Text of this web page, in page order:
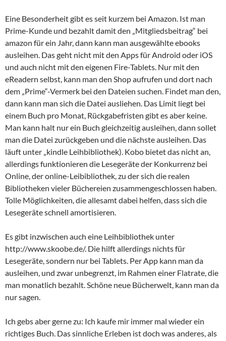
Eine Besonderheit gibt es seit kurzem bei Amazon. Ist man
Prime-Kunde und bezahlt damit den „Mitgliedsbeitrag“ bei
amazon für ein Jahr, dann kann man ausgewählte ebooks
ausleihen. Das geht nicht mit den Apps für Android oder iOS
und auch nicht mit den eigenen Fire-Tablets. Nur mit den
eReadern selbst, kann man den Shop aufrufen und dort nach
dem „Prime“-Vermerk bei den Dateien suchen. Findet man den,
dann kann man sich die Datei ausliehen. Das Limit liegt bei
einem Buch pro Monat, Rückgabefristen gibt es aber keine.
Man kann halt nur ein Buch gleichzeitig ausleihen, dann sollet
man die Datei zurückgeben und die nächste ausleihen. Das
läuft unter „kindle Leihbibliothek). Kobo bietet das nicht an,
allerdings funktionieren die Lesegeräte der Konkurrenz bei
Online, der online-Leibibliothek, zu der sich die realen
Bibliotheken vieler Büchereien zusammengeschlossen haben.
Tolle Möglichkeiten, die allesamt dabei helfen, dass sich die
Lesegeräte schnell amortisieren.
Es gibt inzwischen auch eine Leihbibliothek unter
http://www.skoobe.de/. Die hilft allerdings nichts für
Lesegeräte, sondern nur bei Tablets. Per App kann man da
ausleihen, und zwar unbegrenzt, im Rahmen einer Flatrate, die
man monatlich bezahlt. Schöne neue Bücherwelt, kann man da
nur sagen.
Ich gebs aber gerne zu: Ich kaufe mir immer mal wieder ein
richtiges Buch. Das sinnliche Erleben ist doch was anderes, als